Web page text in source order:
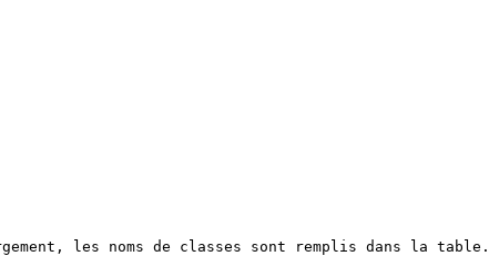
les noms de classes sont remplis dans la table.